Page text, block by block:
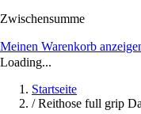
Zwischensumme
Meinen Warenkorb
Loading...
Startseite
/ Reithose full grip